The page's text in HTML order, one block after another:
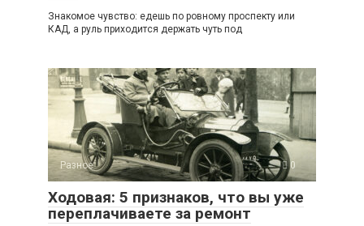
Знакомое чувство: едешь по ровному проспекту или
КАД, а руль приходится держать чуть под
Разное 0
Ходовая: 5 признаков, что вы уже
переплачиваете за ремонт